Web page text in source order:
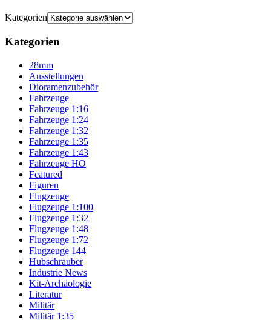
Kategorien
Kategorien
28mm
Ausstellungen
Dioramenzubehör
Fahrzeuge
Fahrzeuge 1:16
Fahrzeuge 1:24
Fahrzeuge 1:32
Fahrzeuge 1:35
Fahrzeuge 1:43
Fahrzeuge HO
Featured
Figuren
Flugzeuge
Flugzeuge 1:100
Flugzeuge 1:32
Flugzeuge 1:48
Flugzeuge 1:72
Flugzeuge 144
Hubschrauber
Industrie News
Kit-Archäologie
Literatur
Militär
Militär 1:35